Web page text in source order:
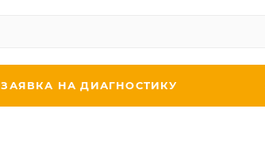
ЗАЯВКА НА ДИАГНОСТИКУ